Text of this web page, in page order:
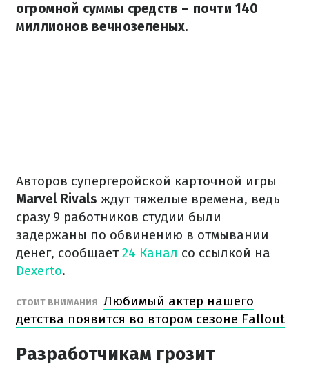
огромной суммы средств – почти 140
миллионов вечнозеленых.
Авторов супергеройской карточной игры
Marvel Rivals ждут тяжелые времена, ведь
сразу 9 работников студии были
задержаны по обвинению в отмывании
денег, сообщает24 Канал со ссылкой на
Dexerto.
СТОИТ ВНИМАНИЯ Любимый актер нашего
детства появится во втором сезоне Fallout
Разработчикам грозит